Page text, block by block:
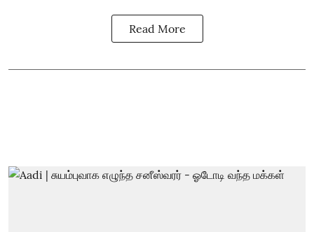
Read More